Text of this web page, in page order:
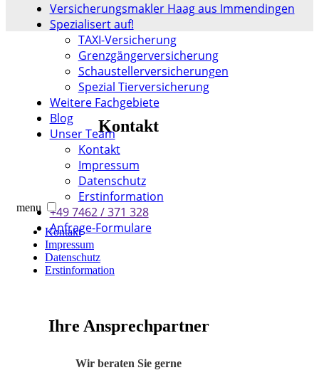
Versicherungsmakler Haag aus Immendingen
Spezialisert auf!
TAXI-Versicherung
Grenzgängerversicherung
Schaustellerversicherungen
Spezial Tierversicherung
Weitere Fachgebiete
Blog
Unser Team
Kontakt
Impressum
Datenschutz
Erstinformation
+49 7462 / 371 328
Anfrage-Formulare
Kontakt
menu
Kontakt
Impressum
Datenschutz
Erstinformation
Ihre Ansprechpartner
Wir beraten Sie gerne